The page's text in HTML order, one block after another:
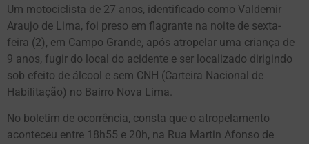
Um motociclista de 27 anos, identificado como Valdemir
Araujo de Lima, foi preso em flagrante na noite de sexta-
feira (2), em Campo Grande, após atropelar uma criança de
9 anos, fugir do local do acidente e ser localizado dirigindo
sob efeito de álcool e sem CNH (Carteira Nacional de
Habilitação) no Bairro Nova Lima.
No boletim de ocorrência, consta que o atropelamento
aconteceu entre 18h55 e 20h, na Rua Martin Afonso de